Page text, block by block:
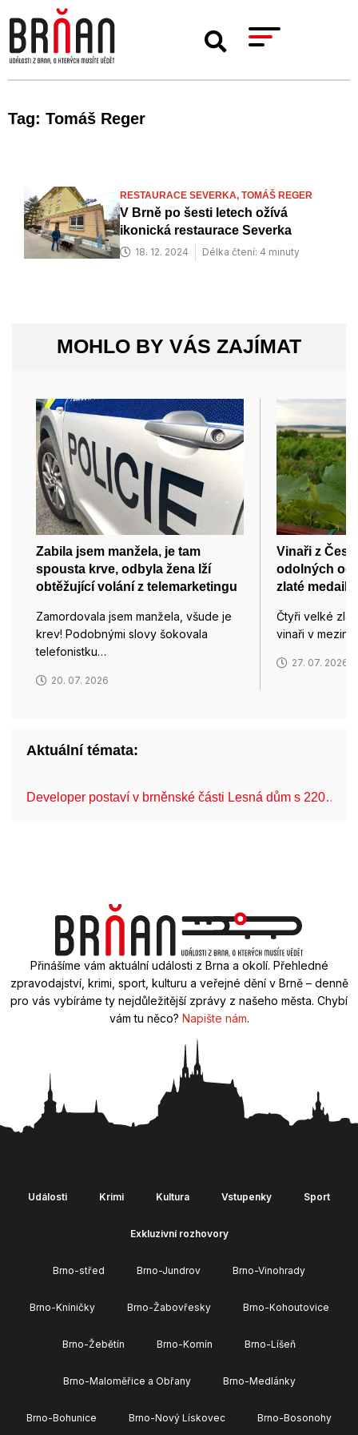
Tag: Tomáš Reger
RESTAURACE SEVERKA, TOMÁŠ REGER
V Brně po šesti letech ožívá
ikonická restaurace Severka
18. 12. 2024 Délka čtení: 4 minuty
MOHLO BY VÁS ZAJÍMAT
Zabila jsem manžela, je tam
spousta krve, odbyla žena lží
obtěžující volání z telemarketingu
Zamordovala jsem manžela, všude je
krev! Podobnými slovy šokovala
telefonistku…
20. 07. 2026
Vinaři z
odolných
zlaté medaile
Čtyři velké
vinaři v
27. 07. 2026
Aktuální témata:
Developer postaví v brněnské části Lesná dům s 220…
Přinášíme vám aktuální události z Brna a okolí. Přehledné
zpravodajství, krimi, sport, kulturu a veřejné dění v Brně – denně
pro vás vybíráme ty nejdůležitější zprávy z našeho města. Chybí
vám tu něco? Napište nám.
Události Krimi Kultura Vstupenky Sport
Exkluzivní rozhovory
Brno-střed Brno-Jundrov Brno-Vinohrady
Brno-Kníničky Brno-Žabovřesky Brno-Kohoutovice
Brno-Žebětín Brno-Komín Brno-Líšeň
Brno-Maloměřice a Obřany Brno-Medlánky
Brno-Bohunice Brno-Nový Lískovec Brno-Bosonohy